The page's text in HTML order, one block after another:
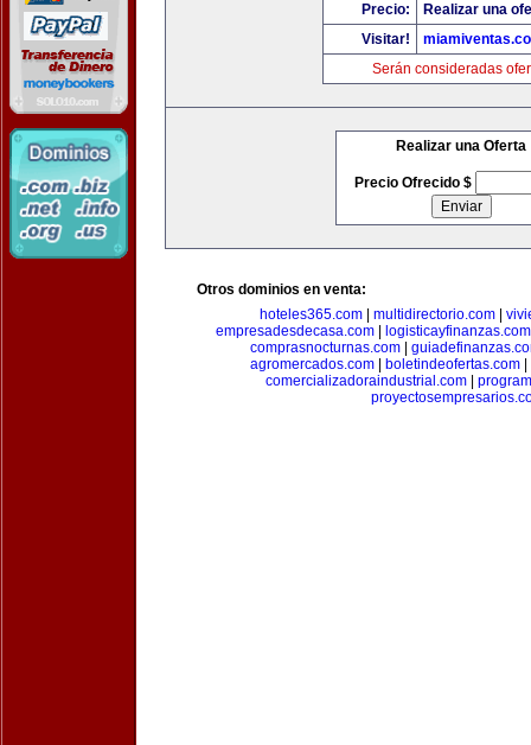
Precio:
Realizar una
Visitar!
Serán consideradas
Realizar una Oferta
Precio Ofrecido $
Otros dominios en venta:
hoteles365.com
multidirectorio.com
empresadesdecasa.com
logisticayfinanzas.com
comprasnocturnas.com
agromercados.com
boletindeofertas.com
comercializadoraindustrial.com